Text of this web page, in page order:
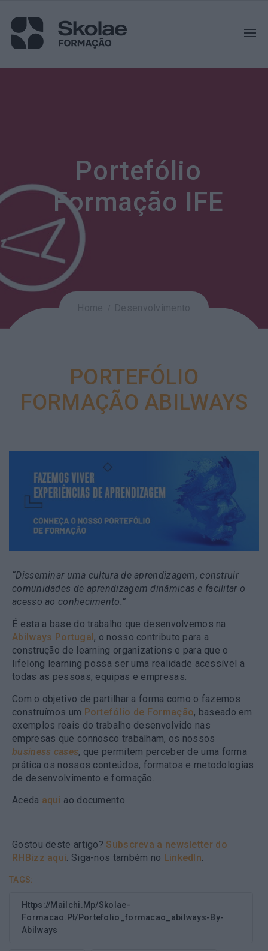
Portefólio
Formação IFE
PORTEFÓLIO
FORMAÇÃO ABILWAYS
“Disseminar uma cultura de aprendizagem, construir
comunidades de aprendizagem dinâmicas e facilitar o
acesso ao conhecimento.”
É esta a base do trabalho que desenvolvemos na
Abilways Portugal , o nosso contributo para a
construção de learning organizations e para que o
lifelong learning possa ser uma realidade acessível a
todas as pessoas, equipas e empresas.
Com o objetivo de partilhar a forma como o fazemos
construímos um Portefólio de Formação, baseado em
exemplos reais do trabalho desenvolvido nas
empresas que connosco trabalham, os nossos
business cases, que permitem perceber de uma forma
prática os nossos conteúdos, formatos e metodologias
de desenvolvimento e formação.
Aceda aqui ao documento
Gostou deste artigo? Subscreva a newsletter do
RHBizz aqui. Siga-nos também no LinkedIn.
TAGS:
Https://mailchi.mp/skolae-
Formacao.pt/portefolio_formacao_abilways-By-
Abilways